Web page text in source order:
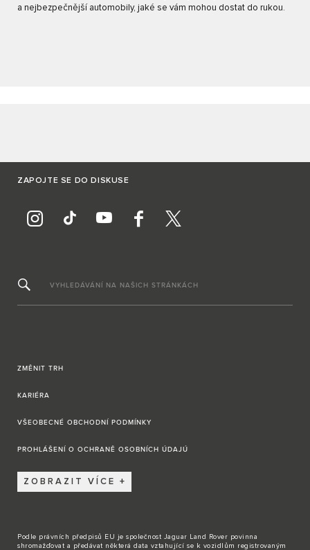
a nejbezpečnější automobily, jaké se vám mohou dostat do rukou.
ZAPOJTE SE DO DISKUSE
VYHLEDÁVÁNÍ NA NAŠICH STRÁNKÁCH
ZMĚNIT TRH
KARIÉRA
VŠEOBECNÉ OBCHODNÍ PODMÍNKY
PROHLÁŠENÍ O OCHRANĚ OSOBNÍCH ÚDAJÚ
ZOBRAZIT VÍCE
Podle právních předpisů EU je společnost Jaguar Land Rover povinna
shromažďovat a předávat některá data vztahující se k vozidlům registrovaným